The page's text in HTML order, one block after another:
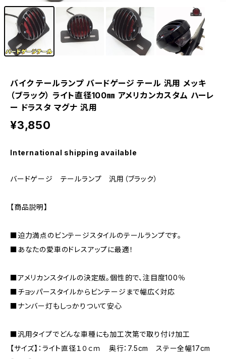
バイク テールランプ バードゲージ テール 汎用 メッキ
（ブラック） ライト直径100㎜ アメリカンカスタム ハーレ
ー ドラスタ マグナ 汎用
¥3,850
International shipping available
バードゲージ テールランプ 汎用（ブラック）
【商品説明】
■迫力満点のビンテージスタイルのテールランプです。
■あなたの愛車のドレスアップに最適！
■アメリカンスタイルの決定版。個性的で、注目度100％
■チョッパースタイルからビンテージまで幅広く対応
■ナンバー灯もしっかりついて安心
■汎用タイプでどんな車種にも加工次第で取り付け加工
【サイズ】：ライト直径１０ｃｍ 奥行：7.5cm ステー全幅17cm